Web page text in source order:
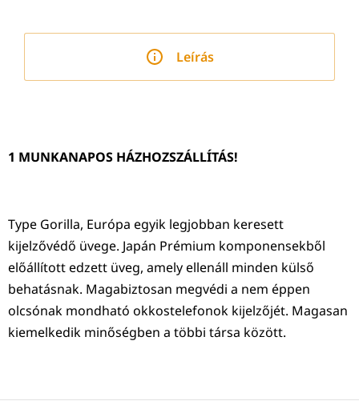
Leírás
1 MUNKANAPOS HÁZHOZSZÁLLÍTÁS!
Type Gorilla, Európa egyik legjobban keresett
kijelzővédő üvege. Japán Prémium komponensekből
előállított edzett üveg, amely ellenáll minden külső
behatásnak. Magabiztosan megvédi a nem éppen
olcsónak mondható okkostelefonok kijelzőjét. Magasan
kiemelkedik minőségben a többi társa között.